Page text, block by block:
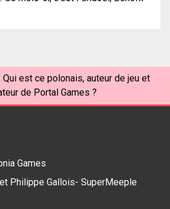
Qui est ce polonais, auteur de jeu et
de Portal Games ?
Games
Philippe Gallois- SuperMeeple